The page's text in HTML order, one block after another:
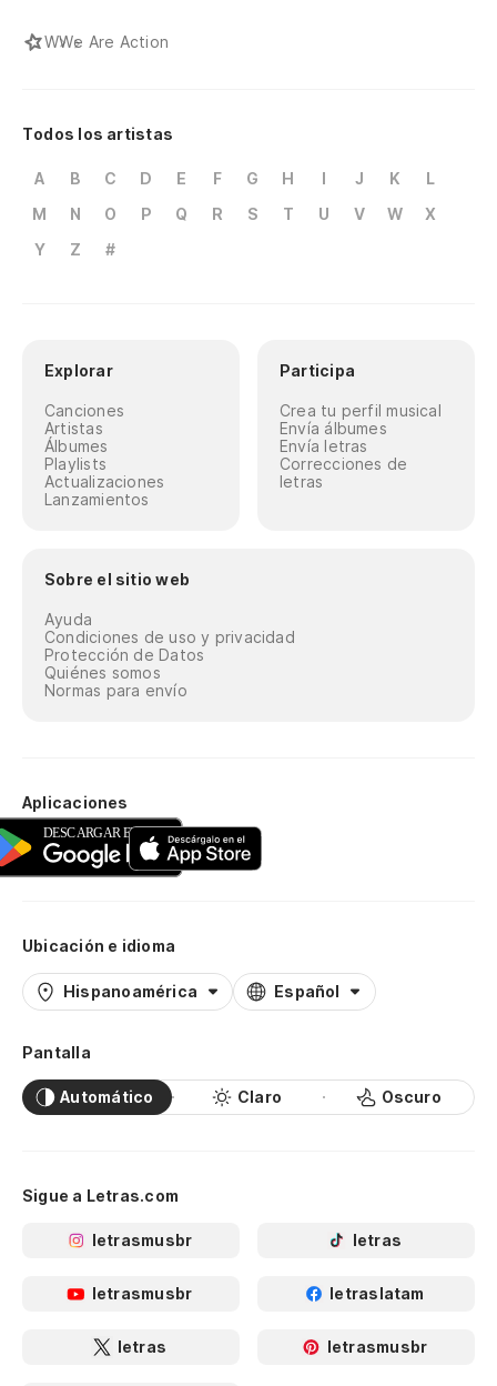
WWe Are Action
Todos los artistas
A B C D E F G H I J K
L
M
N O P Q R S T U V W
X
Y
Z #
Explorar
Canciones
Artistas
Álbumes
Playlists
Actualizaciones
Lanzamientos
Participa
Crea tu perfil musical
Envía álbumes
Envía letras
Correcciones de
letras
Sobre el sitio web
Ayuda
Condiciones de uso y privacidad
Protección de Datos
Quiénes somos
Normas para envío
Aplicaciones
Ubicación e idioma
Hispanoamérica Español
Pantalla
Automático Claro Oscuro
Sigue a Letras.com
letrasmusbr letras
letrasmusbr letraslatam
letras letrasmusbr